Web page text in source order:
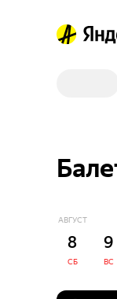
АВГУСТ
8
СБ
9
ВС